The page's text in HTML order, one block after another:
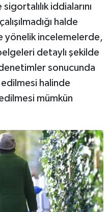
iddialarını
halde
yönelik incelemelerde,
detaylı şekilde
sonucunda
halinde
mümkün